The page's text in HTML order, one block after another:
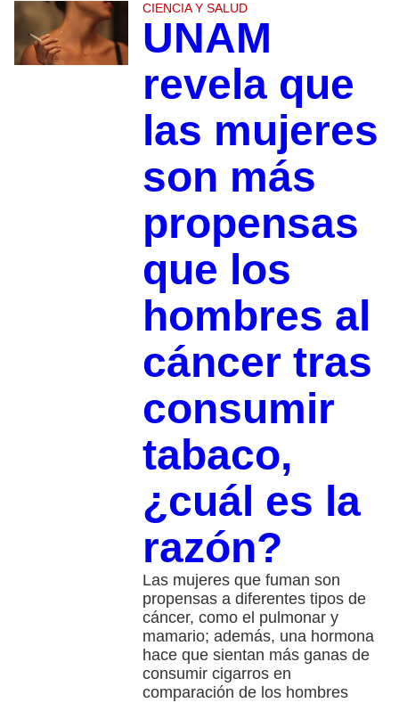
CIENCIA Y SALUD
UNAM
revela que
las mujeres
son más
propensas
que los
hombres al
cáncer tras
consumir
tabaco,
¿cuál es la
razón?
Las mujeres que fuman son
propensas a diferentes tipos de
cáncer, como el pulmonar y
mamario; además, una hormona
hace que sientan más ganas de
consumir cigarros en
comparación de los hombres